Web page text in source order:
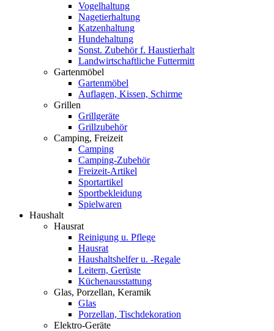
Vogelhaltung
Nagetierhaltung
Katzenhaltung
Hundehaltung
Sonst. Zubehör f. Haustierhalt
Landwirtschaftliche Futtermitt
Gartenmöbel
Gartenmöbel
Auflagen, Kissen, Schirme
Grillen
Grillgeräte
Grillzubehör
Camping, Freizeit
Camping
Camping-Zubehör
Freizeit-Artikel
Sportartikel
Sportbekleidung
Spielwaren
Haushalt
Hausrat
Reinigung u. Pflege
Hausrat
Haushaltshelfer u. -Regale
Leitern, Gerüste
Küchenausstattung
Glas, Porzellan, Keramik
Glas
Porzellan, Tischdekoration
Elektro-Geräte